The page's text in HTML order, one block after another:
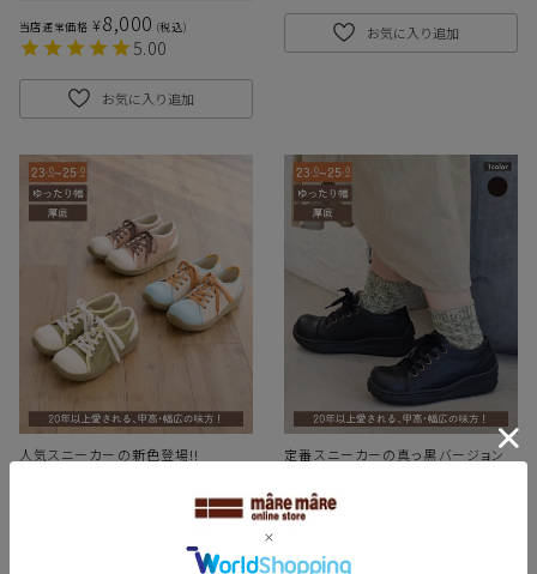
当店通常価格 ¥8,000 税込
5.00
お気に入り追加
お気に入り追加
人気スニーカーの新色登場!!
ゆったりスニーカー 春
定番スニーカーの真っ黒バージョン
当店通常価格